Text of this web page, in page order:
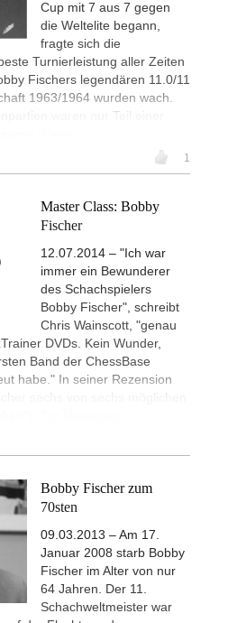
Cup mit 7 aus 7 gegen
die Weltelite begann,
fragte sich die
Turnierleistung aller Zeiten
Fischers legendären 11.0/11
1963/1964 wurden wach.
waren nur Teil einer
1
Master Class: Bobby
Fischer
12.07.2014 – "Ich war
immer ein Bewunderer
des Schachspielers
Bobby Fischer", schreibt
Chris Wainscott, "genau
DVDs. Kein Wunder,
Band der ChessBase
habe." In seiner Rezension
sechs von sechs möglichen
Bobby Fischer zum
70sten
09.03.2013 – Am 17.
Januar 2008 starb Bobby
Fischer im Alter von nur
64 Jahren. Der 11.
Schachweltmeister war